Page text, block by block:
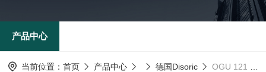
产品中心
当前位置： 首页 产品中心 德国Disoric OGU 121 G3-T3德森瑞 德国Disoric 光学传感器 叉形光栅